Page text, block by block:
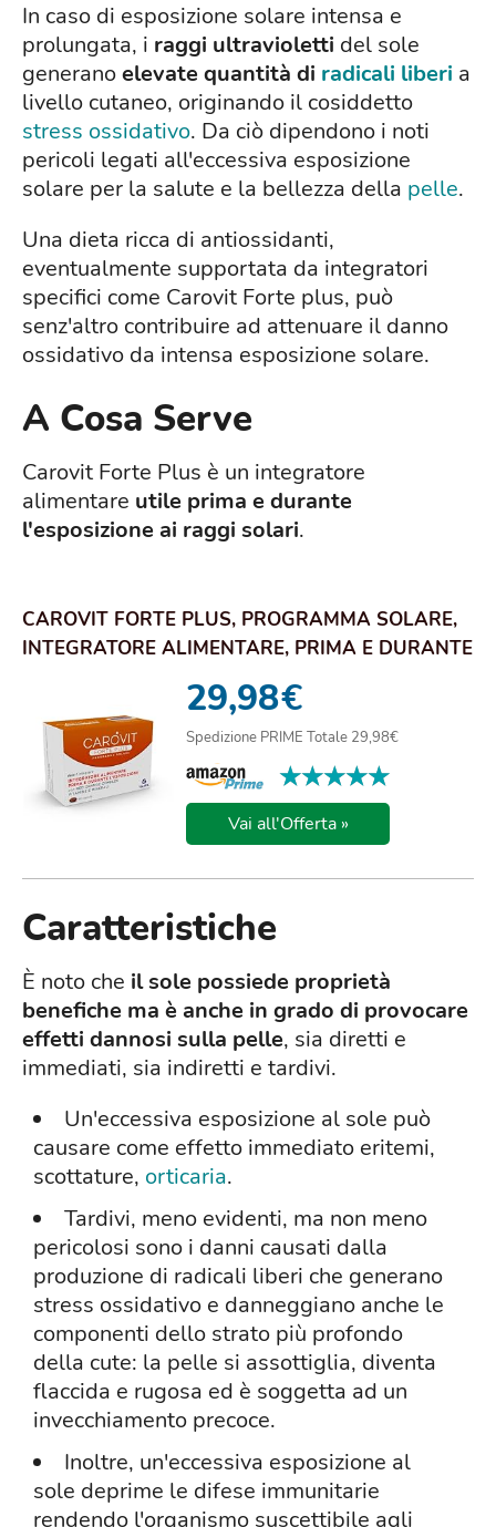
In caso di esposizione solare intensa e
prolungata, i raggi ultravioletti del sole
generanoelevate quantità di radicali liberi a
livello cutaneo, originando il cosiddetto
stress ossidativo. Da ciò dipendono i noti
pericoli legati all'eccessiva esposizione
solare per la salute e la bellezza della pelle.
Una dieta ricca di antiossidanti,
eventualmente supportata da integratori
specifici come Carovit Forte plus, può
senz'altro contribuire ad attenuare il danno
ossidativo da intensa esposizione solare.
A Cosa Serve
Carovit Forte Plus è un integratore
alimentare utile prima e durante
l'esposizione ai raggi solari.
CAROVIT FORTE PLUS, PROGRAMMA SOLARE,
INTEGRATORE ALIMENTARE, PRIMA E DURANTE
29,98€
Spedizione PRIME Totale 29,98€
★★★★★
★★★★★
Vai all'Offerta »
Caratteristiche
È noto che il sole possiede proprietà
benefiche ma è anche in grado di provocare
effetti dannosi sulla pelle, sia diretti e
immediati, sia indiretti e tardivi.
Un'eccessiva esposizione al sole può
causare come effetto immediato eritemi,
scottature, orticaria.
Tardivi, meno evidenti, ma non meno
pericolosi sono i danni causati dalla
produzione di radicali liberi che generano
stress ossidativo e danneggiano anche le
componenti dello strato più profondo
della cute: la pelle si assottiglia, diventa
flaccida e rugosa ed è soggetta ad un
invecchiamento precoce.
Inoltre, un'eccessiva esposizione al
sole deprime le difese immunitarie
rendendo l'organismo suscettibile agli